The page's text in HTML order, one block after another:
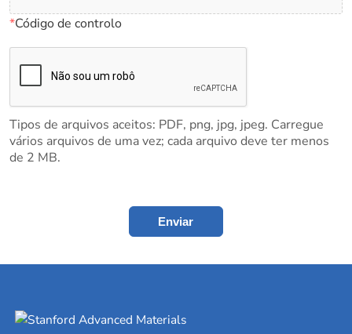
*Código de controlo
Tipos de arquivos aceitos: PDF, png, jpg, jpeg. Carregue
vários arquivos de uma vez; cada arquivo deve ter menos
de 2 MB.
Enviar